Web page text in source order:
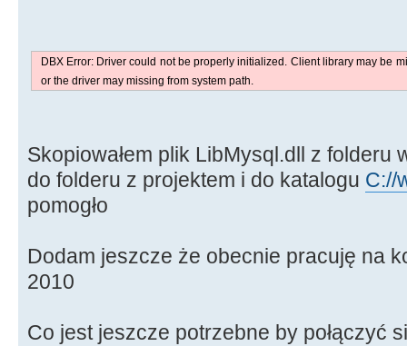
DBX Error: Driver could not be properly initialized. Client library may be
or the driver may missing from system path.
Skopiowałem plik LibMysql.dll z folderu
do folderu z projektem i do katalogu C://
pomogło
Dodam jeszcze że obecnie pracuję na
2010
Co jest jeszcze potrzebne by połączyć